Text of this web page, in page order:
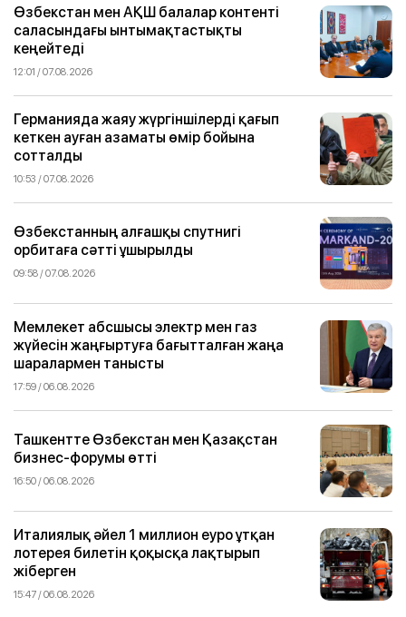
Өзбекстан мен АҚШ балалар контенті
саласындағы ынтымақтастықты
кеңейтеді
12:01 / 07.08.2026
Германияда жаяу жүргіншілерді қағып
кеткен ауған азаматы өмір бойына
сотталды
10:53 / 07.08.2026
Өзбекстанның алғашқы спутнигі
орбитаға сәтті ұшырылды
09:58 / 07.08.2026
Мемлекет абсшысы электр мен газ
жүйесін жаңғыртуға бағытталған жаңа
шаралармен танысты
17:59 / 06.08.2026
Ташкентте Өзбекстан мен Қазақстан
бизнес-форумы өтті
16:50 / 06.08.2026
Италиялық әйел 1 миллион еуро ұтқан
лотерея билетін қоқысқа лақтырып
жіберген
15:47 / 06.08.2026